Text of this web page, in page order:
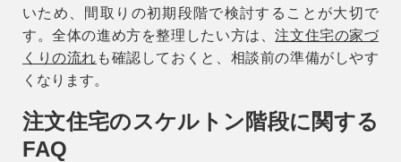
いため、間取りの初期段階で検討することが大切で
す。全体の進め方を整理したい方は、注文住宅の家づ
くりの流れ も確認しておくと、相談前の準備がしやす
くなります。
注文住宅のスケルトン階段に関する
FAQ